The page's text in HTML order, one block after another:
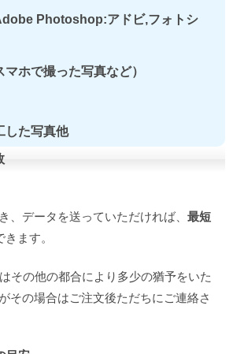
Photoshop:アドビ,フォトシ
ホで撮った写真など）
した写真他
、データを送っていただければ、 最短
きます。
その他の都合により多少の猶予をいた
その場合はご注文後ただちにご連絡さ